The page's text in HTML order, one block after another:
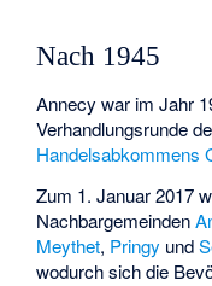
Nach 1945
Annecy war im Jahr
Verhandlungsrunde
Handelsabkommens
Zum 1. Januar 2017
Nachbargemeinden
Meythet, Pringy und
wodurch sich die